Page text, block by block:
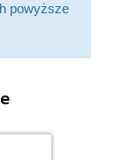
powyższe